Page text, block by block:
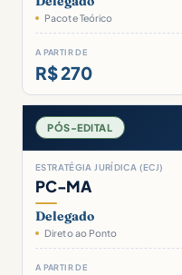
Pacote Teórico
A PARTIR DE
R$ 270
PÓS-EDITAL
ESTRATÉGIA JURÍDICA (ECJ)
PC-MA
Delegado
Direto ao Ponto
A PARTIR DE